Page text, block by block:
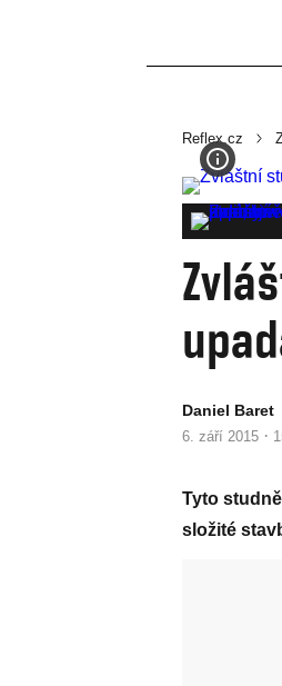
Reflex.cz
Daniel Baret
6. září 2015 ·
Tyto
složité